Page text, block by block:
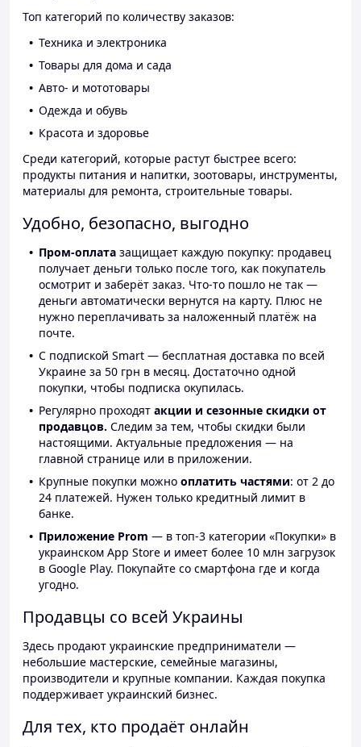
Топ категорий по количеству заказов:
Техника и электроника
Товары для дома и сада
Авто- и мототовары
Одежда и обувь
Красота и здоровье
Среди категорий, которые растут быстрее всего:
продукты питания и напитки, зоотовары, инструменты,
материалы для ремонта, строительные товары.
Удобно, безопасно, выгодно
Пром-оплата защищает каждую покупку: продавец
получает деньги только после того, как покупатель
осмотрит и заберёт заказ. Что-то пошло не так —
деньги автоматически вернутся на карту. Плюс не
нужно переплачивать за наложенный платёж на
почте.
С подпиской Smart — бесплатная доставка по всей
Украине за 50 грн в месяц. Достаточно одной
покупки, чтобы подписка окупилась.
Регулярно проходят акции и сезонные скидки от
продавцов. Следим за тем, чтобы скидки были
настоящими. Актуальные предложения — на
главной странице или в приложении.
Крупные покупки можно оплатить частями: от 2 до
24 платежей. Нужен только кредитный лимит в
банке.
Приложение Prom — в топ-3 категории «Покупки» в
украинском App Store и имеет более 10 млн загрузок
в Google Play. Покупайте со смартфона где и когда
угодно.
Продавцы со всей Украины
Здесь продают украинские предприниматели —
небольшие мастерские, семейные магазины,
производители и крупные компании. Каждая покупка
поддерживает украинский бизнес.
Для тех, кто продаёт онлайн